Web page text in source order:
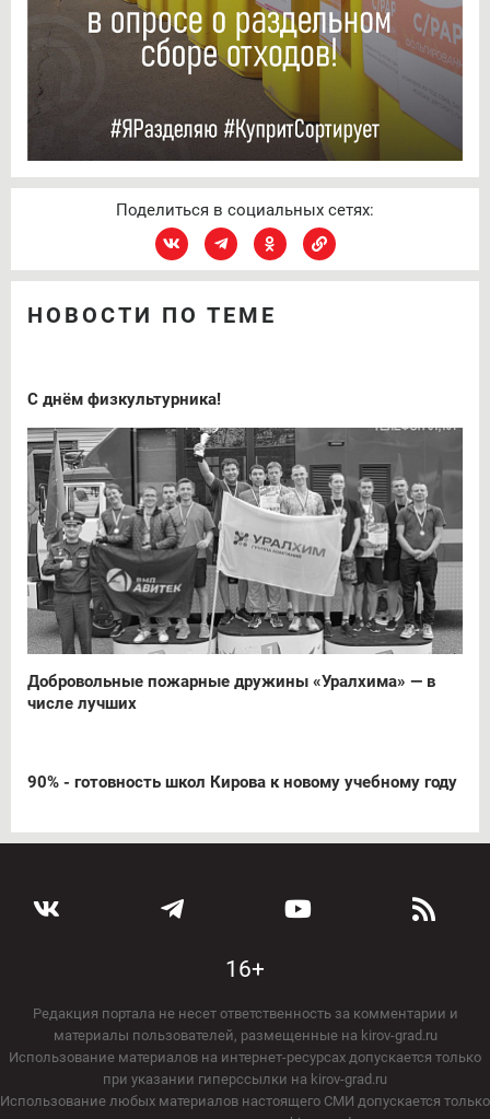
Поделиться в социальных сетях:
НОВОСТИ ПО ТЕМЕ
С днём физкультурника!
Добровольные пожарные дружины «Уралхима» — в
числе лучших
90% - готовность школ Кирова к новому учебному году
16+
Редакция портала не несет ответственность за комментарии и
материалы пользователей, размещенные на kirov-grad.ru
Использование материалов на интернет-ресурсах допускается только
при указании гиперссылки на kirov-grad.ru
Использование любых материалов настоящего СМИ допускается только